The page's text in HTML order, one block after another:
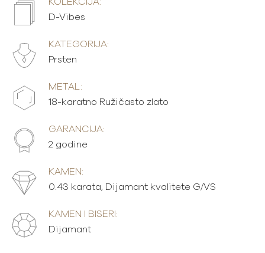
D-Vibes
KATEGORIJA:
Prsten
METAL:
18-karatno Ružičasto zlato
GARANCIJA:
2 godine
KAMEN:
0.43 karata, Dijamant kvalitete G/VS
KAMEN I BISERI:
Dijamant